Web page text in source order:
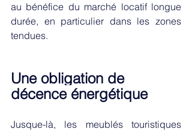
au bénéfice du marché locatif longue
durée, en particulier dans les zones
tendues.
Une obligation de
décence énergétique
Jusque-là, les meublés touristiques